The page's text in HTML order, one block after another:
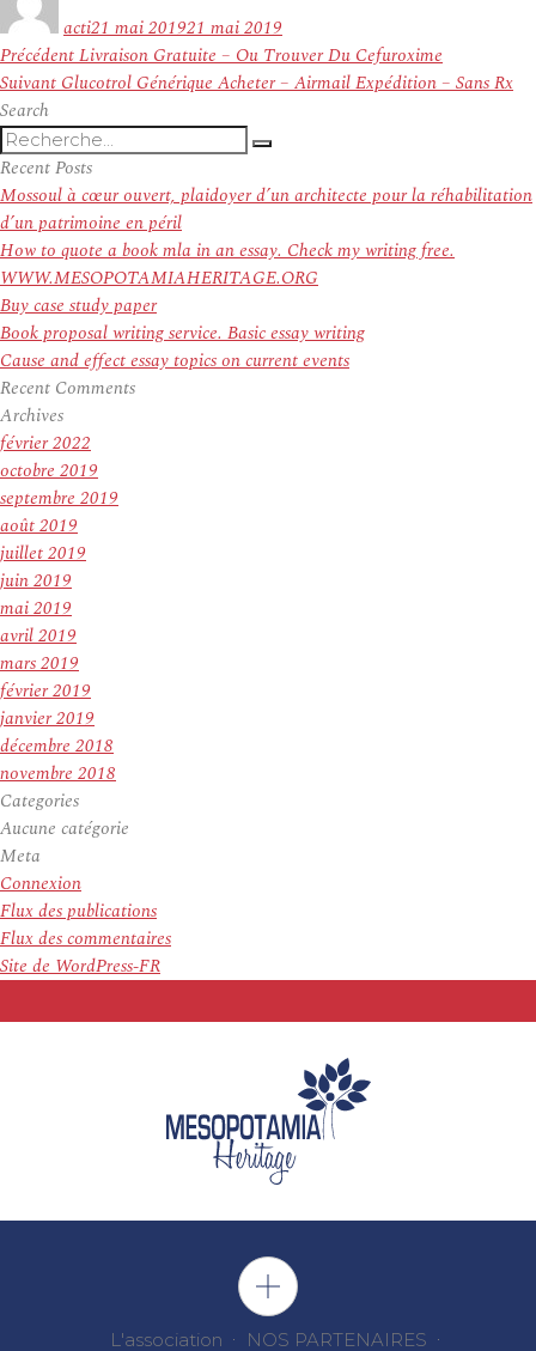
actile
21 mai 201921 mai 2019
Navigation
de
l’article
PrécédentArticle
précédent :
Livraison Gratuite – Ou Trouver Du Cefuroxime
Suivant Article
Glucotrol Générique Acheter – Airmail Expédition – Sans Rx
Search
Recherche
pour
:
Recherche
Recent Posts
Mossoul à cœur ouvert, plaidoyer d’un architecte pour la réhabilitation
d’un patrimoine en péril
How to quote a book mla in an essay. Check my writing free.
WWW.MESOPOTAMIAHERITAGE.ORG
Buy case study paper
Book proposal writing service. Basic essay writing
Cause and effect essay topics on current events
Recent Comments
Archives
février 2022
octobre 2019
septembre 2019
août 2019
juillet 2019
juin 2019
mai 2019
avril 2019
mars 2019
février 2019
janvier 2019
décembre 2018
novembre 2018
Categories
Aucune catégorie
Meta
Connexion
Flux des publications
Flux des commentaires
Site de WordPress-FR
L'association NOS PARTENAIRES